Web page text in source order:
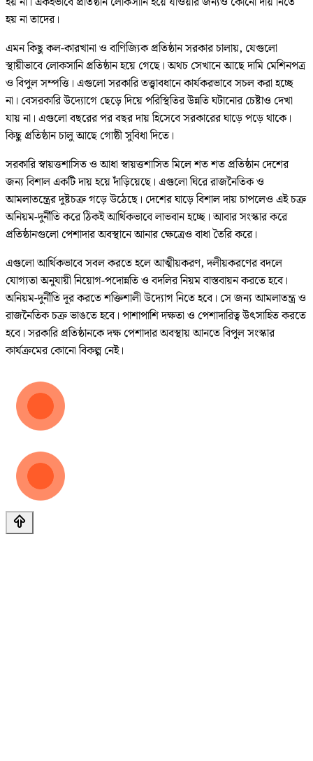
হয় না তাদের।
এমন কিছু কল-কারখানা ও বাণিজ্যিক প্রতিষ্ঠান সরকার চালায়, যেগুলো
স্থায়ীভাবে লোকসানি প্রতিষ্ঠান হয়ে গেছে। অথচ সেখানে আছে দামি মেশিনপত্র
ও বিপুল সম্পত্তি। এগুলো সরকারি তত্ত্বাবধানে কার্যকরভাবে সচল করা হচ্ছে
না। বেসরকারি উদ্যোগে ছেড়ে দিয়ে পরিস্থিতির উন্নতি ঘটানোর চেষ্টাও দেখা
যায় না। এগুলো বছরের পর বছর দায় হিসেবে সরকারের ঘাড়ে পড়ে থাকে।
কিছু প্রতিষ্ঠান চালু আছে গোষ্ঠী সুবিধা দিতে।
সরকারি স্বায়ত্তশাসিত ও আধা স্বায়ত্তশাসিত মিলে শত শত প্রতিষ্ঠান দেশের
জন্য বিশাল একটি দায় হয়ে দাঁড়িয়েছে। এগুলো ঘিরে রাজনৈতিক ও
আমলাতন্ত্রের দুষ্টচক্র গড়ে উঠেছে। দেশের ঘাড়ে বিশাল দায় চাপলেও এই চক্র
অনিয়ম-দুর্নীতি করে ঠিকই আর্থিকভাবে লাভবান হচ্ছে। আবার সংস্কার করে
প্রতিষ্ঠানগুলো পেশাদার অবস্থানে আনার ক্ষেত্রেও বাধা তৈরি করে।
এগুলো আর্থিকভাবে সবল করতে হলে আত্মীয়করণ, দলীয়করণের বদলে
যোগ্যতা অনুযায়ী নিয়োগ-পদোন্নতি ও বদলির নিয়ম বাস্তবায়ন করতে হবে।
অনিয়ম-দুর্নীতি দূর করতে শক্তিশালী উদ্যোগ নিতে হবে। সে জন্য আমলাতন্ত্র ও
রাজনৈতিক চক্র ভাঙতে হবে। পাশাপাশি দক্ষতা ও পেশাদারিত্ব উৎসাহিত করতে
হবে। সরকারি প্রতিষ্ঠানকে দক্ষ পেশাদার অবস্থায় আনতে বিপুল সংস্কার
কার্যক্রমের কোনো বিকল্প নেই।